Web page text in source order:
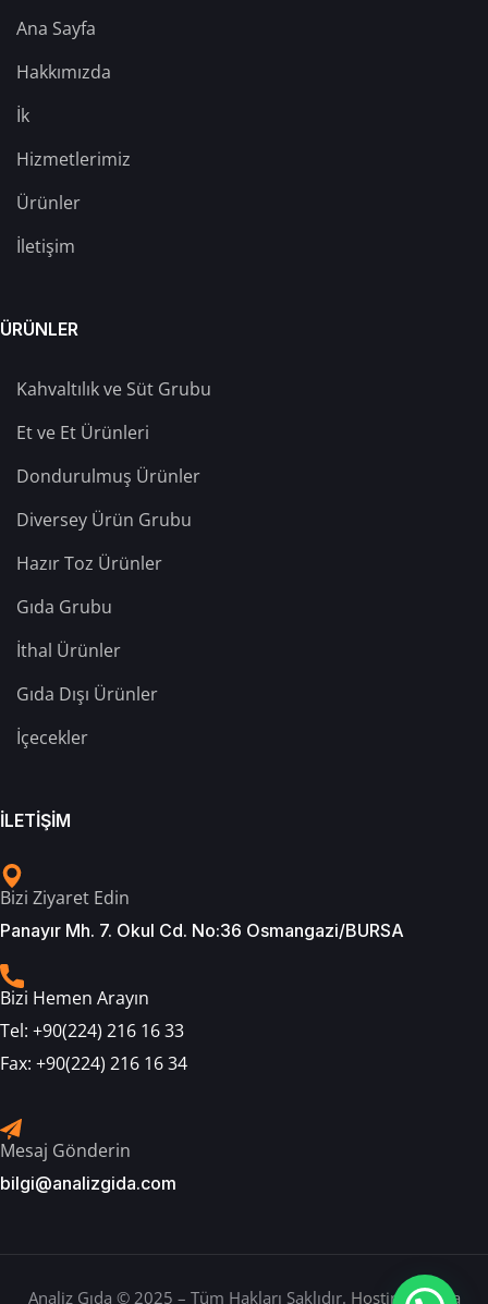
Ana Sayfa
Hakkımızda
İk
Hizmetlerimiz
Ürünler
İletişim
ÜRÜNLER
Kahvaltılık ve Süt Grubu
Et ve Et Ürünleri
Dondurulmuş Ürünler
Diversey Ürün Grubu
Hazır Toz Ürünler
Gıda Grubu
İthal Ürünler
Gıda Dışı Ürünler
İçecekler
İLETİŞİM
Bizi Ziyaret Edin
Panayır Mh. 7. Okul Cd. No:36 Osmangazi/BURSA
Bizi Hemen Arayın
Tel: +90(224) 216 16 33
Fax: +90(224) 216 16 34
Mesaj Gönderin
bilgi@analizgida.com
Analiz Gıda © 2025 – Tüm Hakları Saklıdır. Hosting: Berka